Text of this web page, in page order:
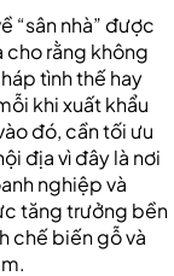
“sân nhà” được
rằng không
tình thế hay
khi xuất khẩu
đó, cần tối ưu
địa vì đây là nơi
nghiệp và
tăng trưởng bền
chế biến gỗ và